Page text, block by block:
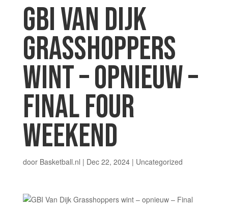
GBI VAN DIJK
GRASSHOPPERS
WINT – OPNIEUW –
FINAL FOUR
WEEKEND
door Basketball.nl | Dec 22, 2024| Uncategorized